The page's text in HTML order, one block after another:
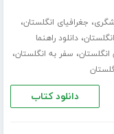
، جغرافیای انگلستان،
،دانلود راهنما
، سفر به انگلستان،
دانلود کتاب